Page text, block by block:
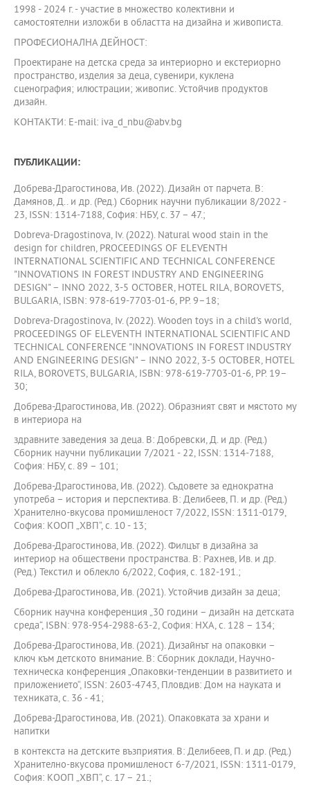
1998 - 2024 г. - участие в множество колективни и
самостоятелни изложби в областта на дизайна и живописта.
ПРОФЕСИОНАЛНА ДЕЙНОСТ:
Проектиране на детска среда за интериорно и екстериорно
пространство, изделия за деца, сувенири, куклена
сценография; илюстрации; живопис. Устойчив продуктов
дизайн.
КОНТАКТИ: E-mail: iva_d_nbu@abv.bg
ПУБЛИКАЦИИ:
Добрева-Драгостинова, Ив. (2022). Дизайн от парчета. В:
Дамянов, Д.. и др. (Ред.) Сборник научни публикации 8/2022 -
23, ISSN: 1314-7188, София: НБУ, с. 37 – 47.;
Dobreva-Dragostinova, Iv. (2022). Natural wood stain in the
design for children, PROCEEDINGS OF ELEVENTH
INTERNATIONAL SCIENTIFIC AND TECHNICAL CONFERENCE
"INNOVATIONS IN FOREST INDUSTRY AND ENGINEERING
DESIGN" – INNO 2022, 3-5 OCTOBER, HOTEL RILA, BOROVETS,
BULGARIA, ISBN: 978-619-7703-01-6, PP. 9–18;
Dobreva-Dragostinova, Iv. (2022). Wooden toys in a child's world,
PROCEEDINGS OF ELEVENTH INTERNATIONAL SCIENTIFIC AND
TECHNICAL CONFERENCE "INNOVATIONS IN FOREST INDUSTRY
AND ENGINEERING DESIGN" – INNO 2022, 3-5 OCTOBER, HOTEL
RILA, BOROVETS, BULGARIA, ISBN: 978-619-7703-01-6, PP. 19–
30;
Добрева-Драгостинова, Ив. (2022). Образният свят и мястото му
в интериора на
здравните заведения за деца. В: Добревски, Д. и др. (Ред.)
Сборник научни публикации 7/2021 - 22, ISSN: 1314-7188,
София: НБУ, с. 89 – 101;
Добрева-Драгостинова, Ив. (2022). Съдовете за еднократна
употреба – история и перспектива. В: Делибеев, П. и др. (Ред.)
Хранително-вкусова промишленост 7/2022, ISSN: 1311-0179,
София: КООП „ХВП“, с. 10 - 13;
Добрева-Драгостинова, Ив. (2022). Филцът в дизайна за
интериор на обществени пространства. В: Рахнев, Ив. и др.
(Ред.) Текстил и облекло 6/2022, София, с. 182-191.;
Добрева-Драгостинова, Ив. (2021). Устойчив дизайн за деца;
Сборник научна конференция „30 години – дизайн на детската
среда“, ISВN: 978-954-2988-63-2, София: НХА, с. 128 – 134;
Добрева-Драгостинова, Ив. (2021). Дизайнът на опаковки –
ключ към детското внимание. В: Сборник доклади, Научно-
техническа конференция „Опаковки-тенденции в развитието и
приложението“, ISSN: 2603-4743, Пловдив: Дом на науката и
техниката, с. 36 - 41;
Добрева-Драгостинова, Ив. (2021). Опаковката за храни и
напитки
в контекста на детските възприятия. В: Делибеев, П. и др. (Ред.)
Хранително-вкусова промишленост 6-7/2021, ISSN: 1311-0179,
София: КООП „ХВП“, с. 17 – 21.;